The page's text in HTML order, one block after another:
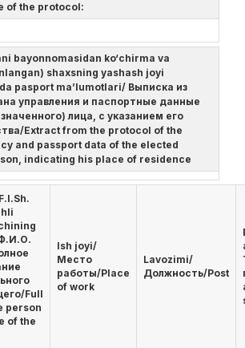
of the protocol:
bayonnomasidan ko‘chirma va
shaxsning yashash joyi
pasport ma’lumotlari/ Выписка из
управления и паспортные данные
лица, с указанием его
Extract from the protocol of the
and passport data of the elected
indicating his place of residence
Full
person
of the
Ish joyi/
Место
работы/Place
of work
Lavozimi/
Должность/Post